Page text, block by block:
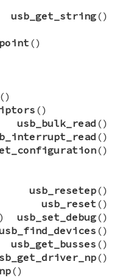
usb_get_string()
()
()
()
usb_bulk_read ()
()
()
usb_resetep()
usb_reset ()
usb_set_debug()
()
usb_get_busses ()
()
()